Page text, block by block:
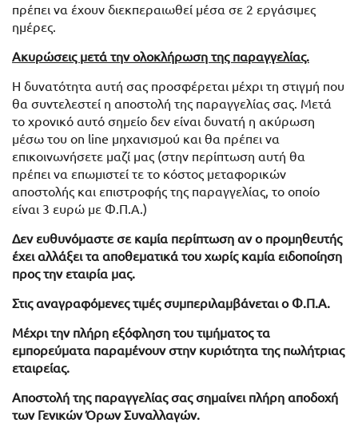
πρέπει να έχουν διεκπεραιωθεί μέσα σε 2 εργάσιμες
ημέρες.
Ακυρώσεις μετά την ολοκλήρωση της παραγγελίας.
Η δυνατότητα αυτή σας προσφέρεται μέχρι τη στιγμή που
θα συντελεστεί η αποστολή της παραγγελίας σας. Μετά
το χρονικό αυτό σημείο δεν είναι δυνατή η ακύρωση
μέσω του on line μηχανισμού και θα πρέπει να
επικοινωνήσετε μαζί μας (στην περίπτωση αυτή θα
πρέπει να επωμιστεί τε το κόστος μεταφορικών
αποστολής και επιστροφής της παραγγελίας, το οποίο
είναι 3 ευρώ με Φ.Π.Α.)
Δεν ευθυνόμαστε σε καμία περίπτωση αν ο προμηθευτής
έχει αλλάξει τα αποθεματικά του χωρίς καμία ειδοποίηση
προς την εταιρία μας.
Στις αναγραφόμενες τιμές συμπεριλαμβάνεται ο Φ.Π.Α.
Μέχρι την πλήρη εξόφληση του τιμήματος τα
εμπορεύματα παραμένουν στην κυριότητα της πωλήτριας
εταιρείας.
Αποστολή της παραγγελίας σας σημαίνει πλήρη αποδοχή
των Γενικών Όρων Συναλλαγών.